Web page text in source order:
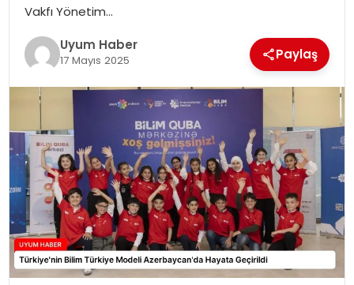
Vakfı Yönetim…
Uyum Haber
17 Mayıs 2025 Paylaş